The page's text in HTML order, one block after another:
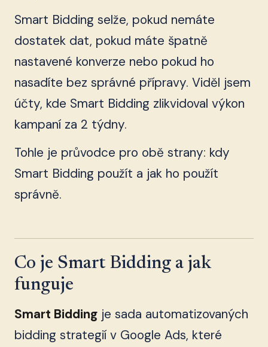
Smart Bidding selže, pokud nemáte
dostatek dat, pokud máte špatně
nastavené konverze nebo pokud ho
nasadíte bez správné přípravy. Viděl jsem
účty, kde Smart Bidding zlikvidoval výkon
kampaní za 2 týdny.
Tohle je průvodce pro obě strany: kdy
Smart Bidding použít a jak ho použít
správně.
Co je Smart Bidding a jak
funguje
Smart Bidding je sada automatizovaných
bidding strategií v Google Ads, které